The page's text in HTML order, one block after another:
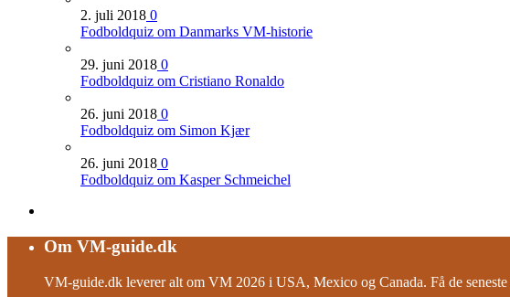
2. juli 2018 0
Fodboldquiz om Danmarks VM-historie
29. juni 2018 0
Fodboldquiz om Cristiano Ronaldo
26. juni 2018 0
Fodboldquiz om Simon Kjær
26. juni 2018 0
Fodboldquiz om Kasper Schmeichel
Om VM-guide.dk
VM-guide.dk leverer alt om VM 2026 i USA, Mexico og Canada. Få de seneste